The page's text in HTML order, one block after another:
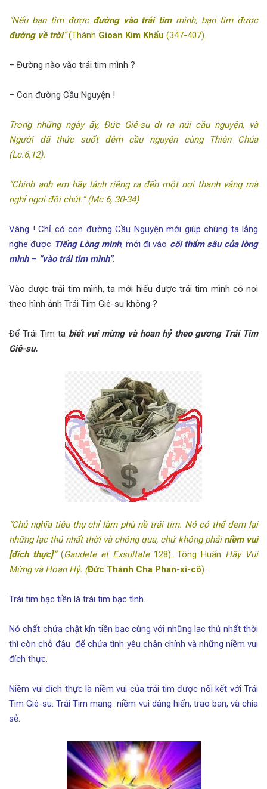
“Nếu bạn tìm được đường vào trái timmình, bạn tìm được
đường về trời”(Thánh Gioan Kim Khẩu (347-407).
– Đường nào vào trái tim mình ?
– Con đường Cầu Nguyện !
Trong những ngày ấy, Đức Giê-su đi ra núi cầu nguyện, và
Người đã thức suốt đêm cầu nguyện cùng Thiên Chúa
(Lc.6,12).
“Chính anh em hãy lánh riêng ra đến một nơi thanh vắng mà
nghỉ ngơi đôi chút.” (Mc 6, 30-34)
Vâng ! Chỉ có con đường Cầu Nguyện mới giúp chúng ta lắng
nghe được Tiếng Lòng mình, mới đi vào cõi thẩm sâu của lòng
mình– “vào trái tim mình”.
Vào được trái tim mình, ta mới hiểu được trái tim mình có noi
theo hình ảnh Trái Tim Giê-su không ?
Để Trái Tim ta biết vui mừng và hoan hỷ theo gương Trái Tim
Giê-su.
“Chủ nghĩa tiêu thụ chỉ làm phù nề trái tim. Nó có thể đem lại
những lạc thú nhất thời và chóng qua, chứ không phải niềm vui
[đích thực]”(Gaudete et Exsultate128). Tông Huấn Hãy Vui
Mừng và Hoan Hỷ. (Đức Thánh Cha Phan-xi-cô).
Trái tim bạc tiền là trái tim bạc tình.
Nó chất chứa chật kín tiền bạc cùng với những lạc thú nhất thời
thì còn chỗ đâu để chứa tình yêu chân chính và những niềm vui
đích thực.
Niềm vui đích thực là niềm vui của trái tim được nối kết với Trái
Tim Giê-su. Trái Tim mang niềm vui dâng hiến, trao ban, và chia
sẻ.